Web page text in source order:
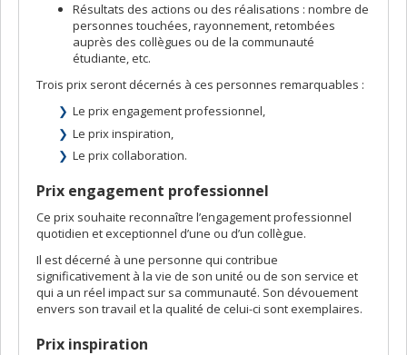
Résultats des actions ou des réalisations : nombre de
personnes touchées, rayonnement, retombées
auprès des collègues ou de la communauté
étudiante, etc.
Trois prix seront décernés à ces personnes remarquables :
Le prix engagement professionnel,
Le prix inspiration,
Le prix collaboration.
Prix engagement professionnel
Ce prix souhaite reconnaître l’engagement professionnel
quotidien et exceptionnel d’une ou d’un collègue.
Il est décerné à une personne qui contribue
significativement à la vie de son unité ou de son service et
qui a un réel impact sur sa communauté. Son dévouement
envers son travail et la qualité de celui-ci sont exemplaires.
Prix inspiration